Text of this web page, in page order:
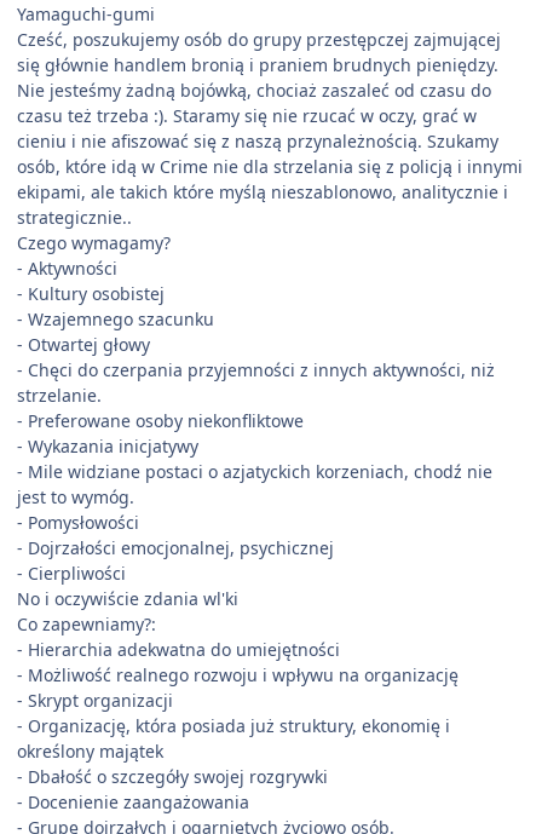
Yamaguchi-gumi
Cześć, poszukujemy osób do grupy przestępczej zajmującej
się głównie handlem bronią i praniem brudnych pieniędzy.
Nie jesteśmy żadną bojówką, chociaż zaszaleć od czasu do
czasu też trzeba :). Staramy się nie rzucać w oczy, grać w
cieniu i nie afiszować się z naszą przynależnością. Szukamy
osób, które idą w Crime nie dla strzelania się z policją i innymi
ekipami, ale takich które myślą nieszablonowo, analitycznie i
strategicznie..
Czego wymagamy?
- Aktywności
- Kultury osobistej
- Wzajemnego szacunku
- Otwartej głowy
- Chęci do czerpania przyjemności z innych aktywności, niż
strzelanie.
- Preferowane osoby niekonfliktowe
- Wykazania inicjatywy
- Mile widziane postaci o azjatyckich korzeniach, chodź nie
jest to wymóg.
- Pomysłowości
- Dojrzałości emocjonalnej, psychicznej
- Cierpliwości
No i oczywiście zdania wl'ki
Co zapewniamy?:
- Hierarchia adekwatna do umiejętności
- Możliwość realnego rozwoju i wpływu na organizację
- Skrypt organizacji
- Organizację, która posiada już struktury, ekonomię i
określony majątek
- Dbałość o szczegóły swojej rozgrywki
- Docenienie zaangażowania
- Grupę dojrzałych i ogarniętych życiowo osób.